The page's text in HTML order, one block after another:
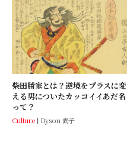
柴田勝家とは？逆境をプラスに変
える男についたカッコイイあだ名
って？
Culture Dyson 尚子